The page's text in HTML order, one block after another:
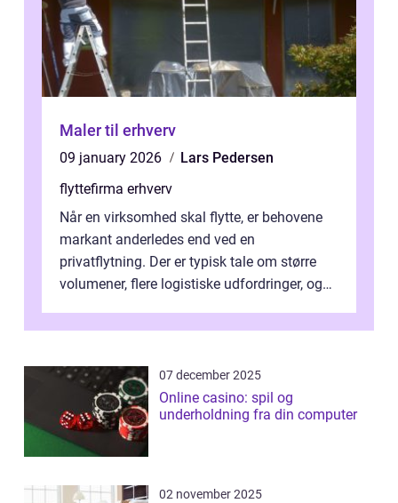
Maler til erhverv
09 january 2026
Lars Pedersen
flyttefirma erhverv
Når en virksomhed skal flytte, er behovene
markant anderledes end ved en
privatflytning. Der er typisk tale om større
volumener, flere logistiske udfordringer, og
07 december 2025
Online casino: spil og
underholdning fra din computer
02 november 2025